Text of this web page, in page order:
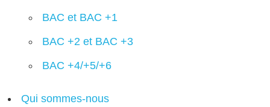
BAC et BAC +1
BAC +2 et BAC +3
BAC +4/+5/+6
Qui sommes-nous